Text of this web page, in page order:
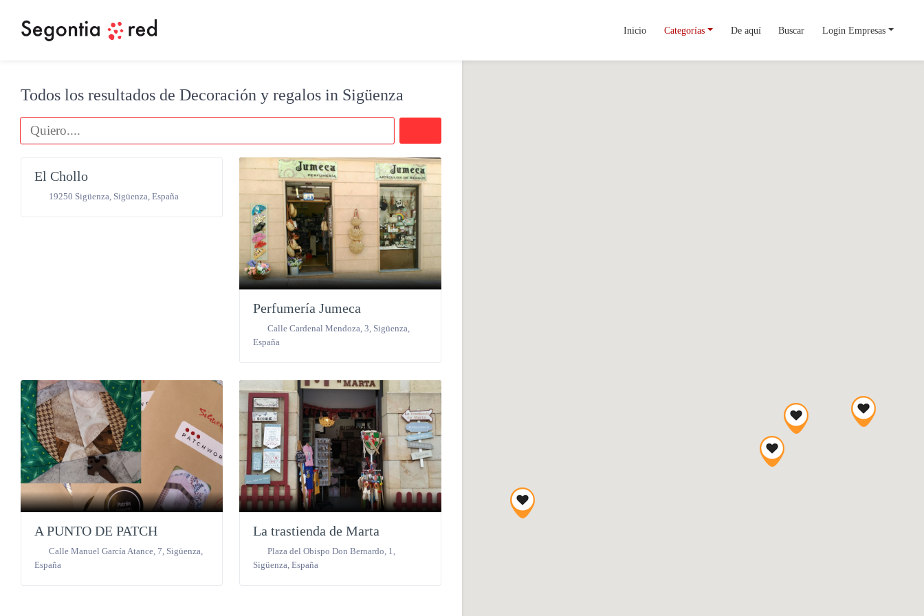
Inicio Categorías De aquí Buscar Login Empresas
Todos los resultados de Decoración y regalos in Sigüenza
decoración y regalos
El Chollo
19250 Sigüenza, Sigüenza, España
Perfumería Jumeca
Calle Cardenal Mendoza, 3, Sigüenza,
España
A PUNTO DE PATCH
Calle Manuel García Atance, 7, Sigüenza,
España
La trastienda de Marta
Plaza del Obispo Don Bernardo, 1,
Sigüenza,España